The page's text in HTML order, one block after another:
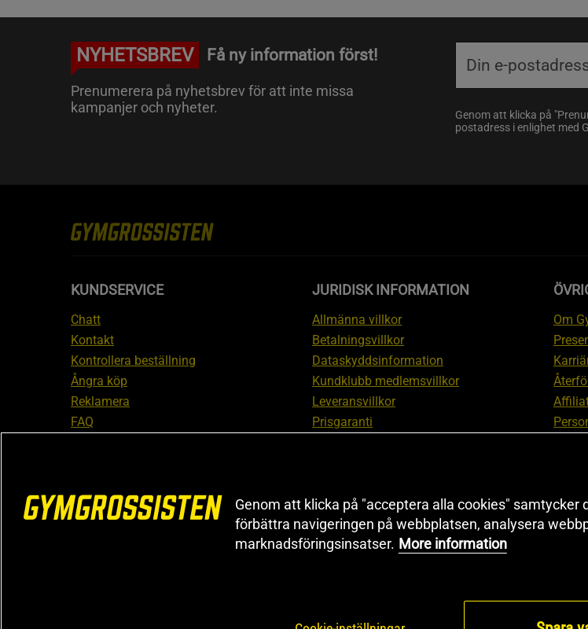
NYHETSBREV Få ny information först!
Prenumerera på nyhetsbrev för att inte missa
kampanjer och nyheter.
Genom att klicka på
postadress i enlighet med
KUNDSERVICE
Chatt
Kontakt
Kontrollera beställning
Ångra köp
Reklamera
FAQ
JURIDISK INFORMATION
Allmänna villkor
Betalningsvillkor
Dataskyddsinformation
Kundklubb medlemsvillkor
Leveransvillkor
Prisgaranti
Om
Black
Genom att klicka på "acceptera alla cookies"
förbättra navigeringen på webbplatsen, analysera
marknadsföringsinsatser. More information